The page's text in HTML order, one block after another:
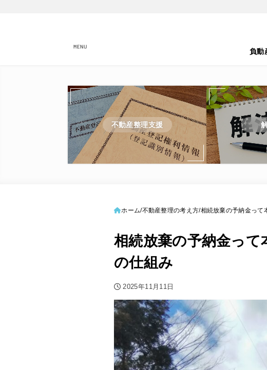
負動
MENU
不動産整理支援
ホーム 不動産整理の考え方 相続放棄の予納金って
相続放棄の予納金って
の仕組み
2025年11月11日